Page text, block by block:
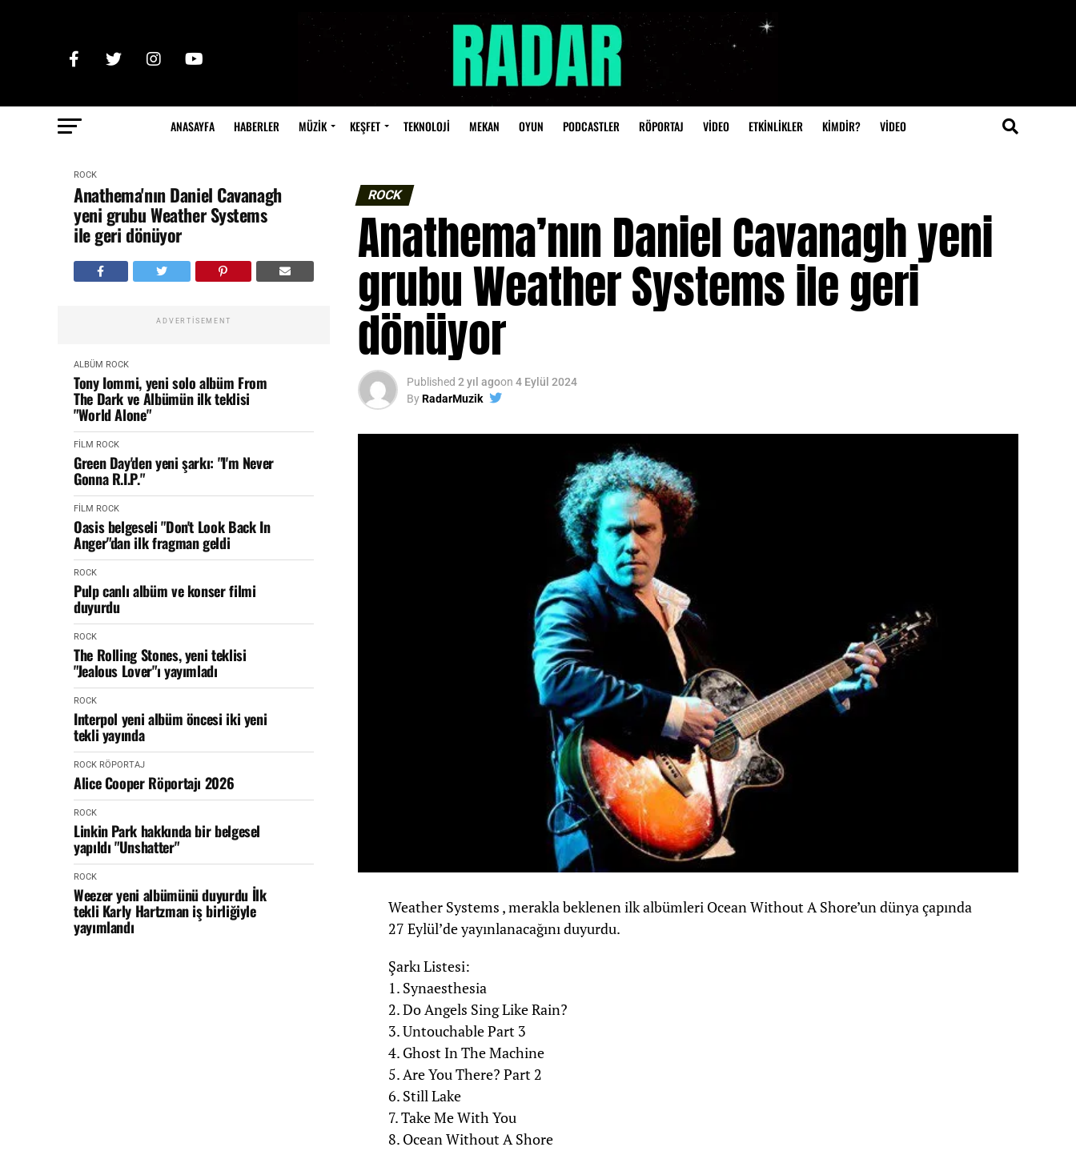
ANASAYFA HABERLER MÜZİK KEŞFET TEKNOLOJİ MEKAN OYUN PODCASTLER RÖPORTAJ VİDEO ETKİNLİKLER KİMDİR? VIDEO
ROCK
Anathema'nın Daniel Cavanagh
yeni grubu Weather Systems
ile geri dönüyor
ADVERTISEMENT
ALBÜM ROCK
Tony Iommi, yeni solo albüm From
The Dark ve Albümün ilk teklisi
"World Alone"
FİLM ROCK
Green Day'den yeni şarkı: "I'm Never
Gonna R.I.P."
FİLM ROCK
Oasis belgeseli "Don't Look Back In
Anger"dan ilk fragman geldi
ROCK
Pulp canlı albüm ve konser filmi
duyurdu
ROCK
The Rolling Stones, yeni teklisi
"Jealous Lover"ı yayımladı
ROCK
Interpol yeni albüm öncesi iki yeni
tekli yayında
ROCK RÖPORTAJ
Alice Cooper Röportajı 2026
ROCK
Linkin Park hakkında bir belgesel
yapıldı "Unshatter"
ROCK
Weezer yeni albümünü duyurdu İlk
tekli Karly Hartzman iş birliğiyle
yayımlandı
ROCK
Anathema’nın Daniel Cavanagh yeni
grubu Weather Systems ile geri
dönüyor
Published 2 yıl agoon 4 Eylül 2024
ByRadarMuzik
Weather Systems , merakla beklenen ilk albümleri Ocean Without A Shore’un dünya çapında
27 Eylül’de yayınlanacağını duyurdu.
Şarkı Listesi:
1. Synaesthesia
2. Do Angels Sing Like Rain?
3. Untouchable Part 3
4. Ghost In The Machine
5. Are You There? Part 2
6. Still Lake
7. Take Me With You
8. Ocean Without A Shore